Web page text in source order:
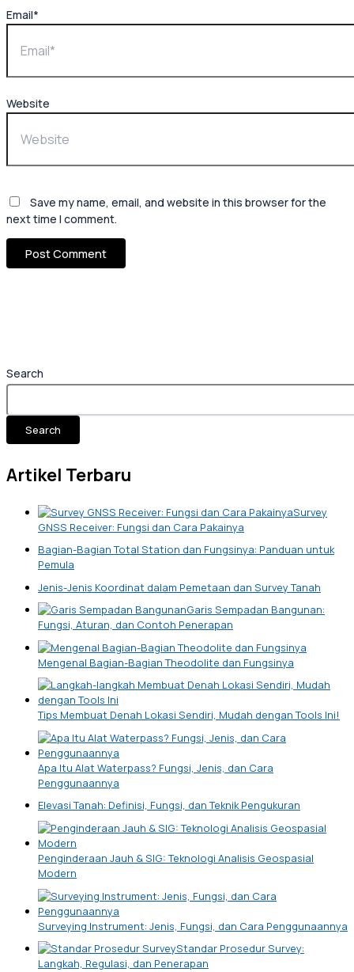
Search
Search
Artikel Terbaru
Survey
GNSS Receiver: Fungsi dan Cara Pakainya
Bagian-Bagian Total Station dan Fungsinya: Panduan untuk
Pemula
Jenis-Jenis Koordinat dalam Pemetaan dan Survey Tanah
Garis Sempadan Bangunan:
Fungsi, Aturan, dan Contoh Penerapan
Mengenal Bagian-Bagian Theodolite dan Fungsinya
Tips Membuat Denah Lokasi Sendiri, Mudah dengan Tools Ini!
Apa Itu Alat Waterpass? Fungsi, Jenis, dan Cara
Penggunaannya
Elevasi Tanah: Definisi, Fungsi, dan Teknik Pengukuran
Penginderaan Jauh & SIG: Teknologi Analisis Geospasial
Modern
Surveying Instrument: Jenis, Fungsi, dan Cara Penggunaannya
Standar Prosedur Survey:
Langkah, Regulasi, dan Penerapan
Email*
Website
Save my name, email, and website in this browser for the
next time I comment.